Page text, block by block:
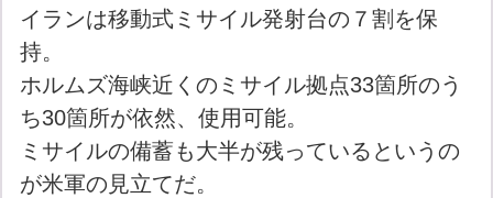
イランは移動式ミサイル発射台の７割を保
持。
ホルムズ海峡近くのミサイル拠点33箇所のう
ち30箇所が依然、使用可能。
ミサイルの備蓄も大半が残っているというの
が米軍の見立てだ。